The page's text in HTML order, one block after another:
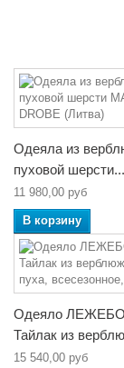
Одеяла из
пуховой шерсти...
11 980,00 руб
В корзину
Одеяло
Тайлак из
15 540,00 руб